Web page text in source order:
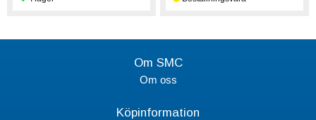
Om SMC
Om oss
Köpinformation